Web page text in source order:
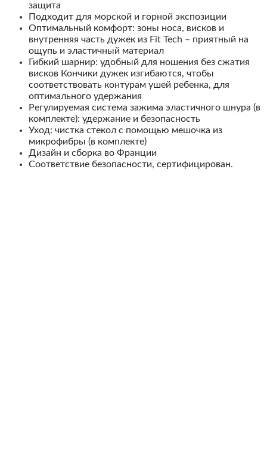
защита
Подходит для морской и горной экспозиции
Оптимальный комфорт: зоны носа, висков и
внутренняя часть дужек из Fit Tech – приятный на
ощупь и эластичный материал
Гибкий шарнир: удобный для ношения без сжатия
висков Кончики дужек изгибаются, чтобы
соответствовать контурам ушей ребенка, для
оптимального удержания
Регулируемая система зажима эластичного шнура (в
комплекте): удержание и безопасность
Уход: чистка стекол с помощью мешочка из
микрофибры (в комплекте)
Дизайн и сборка во Франции
Соответствие безопасности, сертифицирован.